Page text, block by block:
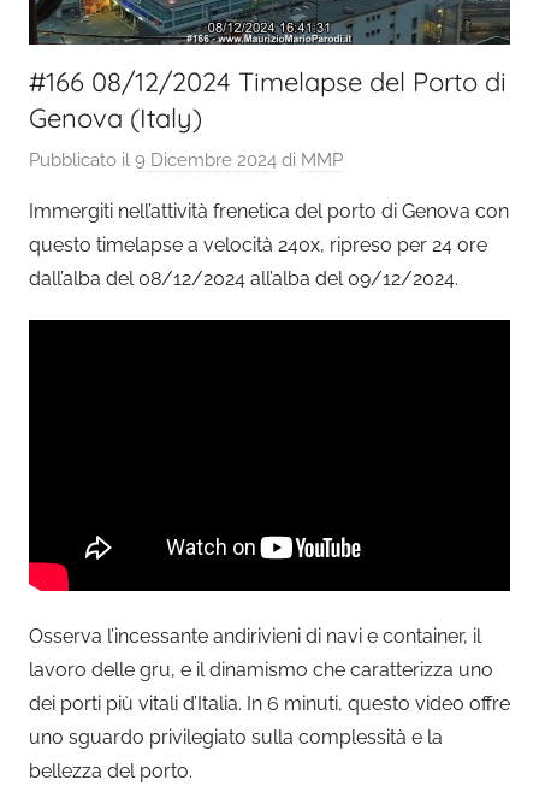
#166 08/12/2024 Timelapse del Porto di
Genova (Italy)
Pubblicato il 9 Dicembre 2024 di MMP
Immergiti nell’attività frenetica del porto di Genova con
questo timelapse a velocità 240x, ripreso per 24 ore
dall’alba del 08/12/2024 all’alba del 09/12/2024.
Osserva l’incessante andirivieni di navi e container, il
lavoro delle gru, e il dinamismo che caratterizza uno
dei porti più vitali d’Italia. In 6 minuti, questo video offre
uno sguardo privilegiato sulla complessità e la
bellezza del porto.